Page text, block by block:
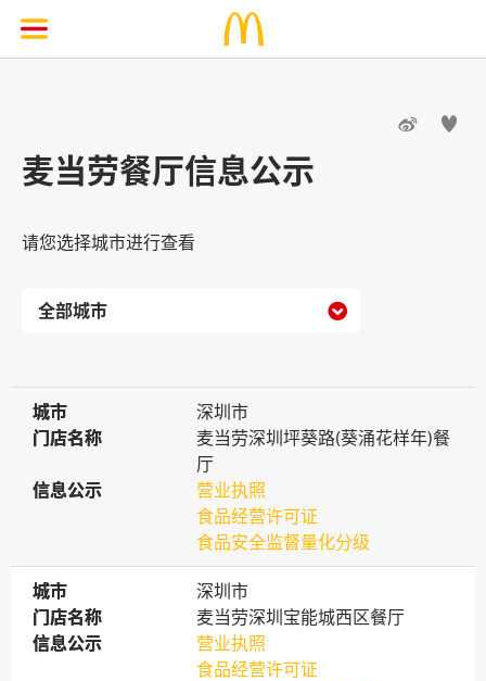
 
麦当劳餐厅信息公示
请您选择城市进行查看

城市
城市
深圳市
门店名称
门店名称
麦当劳深圳坪葵路(葵涌花样年)餐
厅
信息公示
信息公示
营业执照
食品经营许可证
食品安全监督量化分级
城市
城市
深圳市
门店名称
门店名称
麦当劳深圳宝能城西区餐厅
信息公示
信息公示
营业执照
食品经营许可证